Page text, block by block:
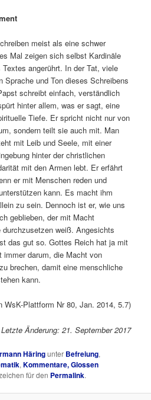
meist als eine schwer
Mal zeigen sich selbst Kardinäle
angerührt. In der Tat, viele
Sprache und Ton dieses Schreibens
schreibt einfach, verständlich
hinter allem, was er sagt, eine
Tiefe. Er spricht nicht nur von
sondern teilt sie auch mit. Man
mit Leib und Seele, mit einer
hinter der christlichen
mit den Armen lebt. Er erfährt
er mit Menschen reden und
kann. Es macht ihm
zu sein. Dennoch ist er, wie uns
geblieben, der mit Macht
weiß. Angesichts
das gut so. Gottes Reich hat ja mit
immer darum, die Macht von
brechen, damit eine menschliche
kann.
WsK-Plattform Nr 80, Jan. 2014, 5.7)
Letzte Änderung: 21. September 2017
Häringunter Befreiung,
,Kommentare, Glossen
für den Permalink.